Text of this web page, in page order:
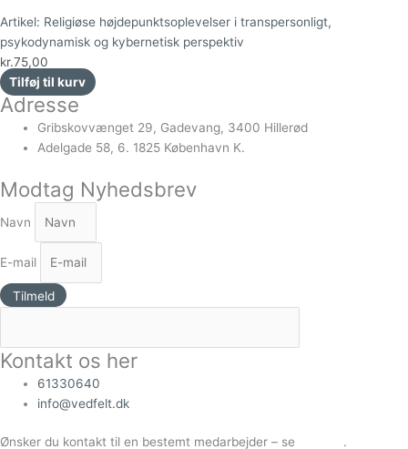
Artikel: Religiøse højdepunktsoplevelser i transpersonligt,
psykodynamisk og kybernetisk perspektiv
kr.75,00
Tilføj til kurv
Adresse
Gribskovvænget 29, Gadevang, 3400 Hillerød
Adelgade 58, 6. 1825 København K.
Modtag Nyhedsbrev
Navn
E-mail
Tilmeld
Kontakt os her
61330640
info@vedfelt.dk
Ønsker du kontakt til en bestemt medarbejder – se .